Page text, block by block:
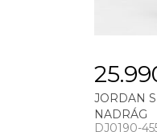
JORDAN
NADRÁG
DJ0190-